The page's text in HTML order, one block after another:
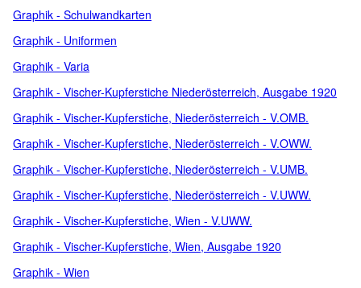
Graphik - Schulwandkarten
Graphik - Uniformen
Graphik - Varia
Graphik - Vischer-Kupferstiche Niederösterreich, Ausgabe 1920
Graphik - Vischer-Kupferstiche, Niederösterreich - V.OMB.
Graphik - Vischer-Kupferstiche, Niederösterreich - V.OWW.
Graphik - Vischer-Kupferstiche, Niederösterreich - V.UMB.
Graphik - Vischer-Kupferstiche, Niederösterreich - V.UWW.
Graphik - Vischer-Kupferstiche, Wien - V.UWW.
Graphik - Vischer-Kupferstiche, Wien, Ausgabe 1920
Graphik - Wien